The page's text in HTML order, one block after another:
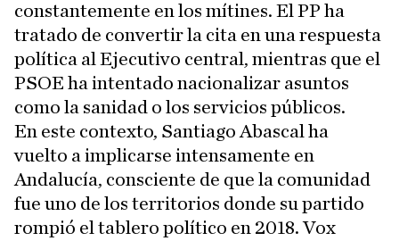
constantemente en los mítines. El PP ha
tratado de convertir la cita en una respuesta
política al Ejecutivo central, mientras que el
PSOE ha intentado nacionalizar asuntos
como la sanidad o los servicios públicos.
En este contexto, Santiago Abascal ha
vuelto a implicarse intensamente en
Andalucía, consciente de que la comunidad
fue uno de los territorios donde su partido
rompió el tablero político en 2018. Vox